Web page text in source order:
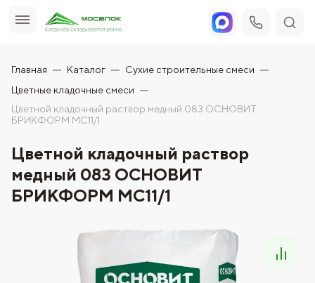
Главная Каталог
Сухие строительные смеси
Цветные кладочные смеси
Цветной кладочный раствор медный 083 ОСНОВИТ
БРИКФОРМ МС11/1
Цветной кладочный раствор
медный 083 ОСНОВИТ
БРИКФОРМ МС11/1